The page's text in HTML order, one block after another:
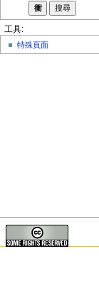
工具:
特殊頁面